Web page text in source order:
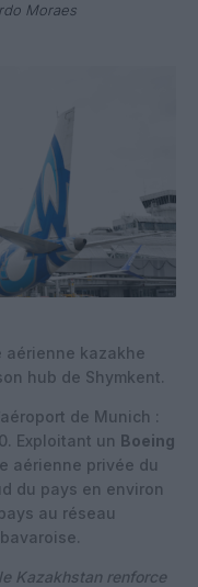
Moraes
aérienne kazakhe
hub de Shymkent.
de Munich :
Exploitant un Boeing
aérienne privée du
du pays en environ
au réseau
Kazakhstan renforce